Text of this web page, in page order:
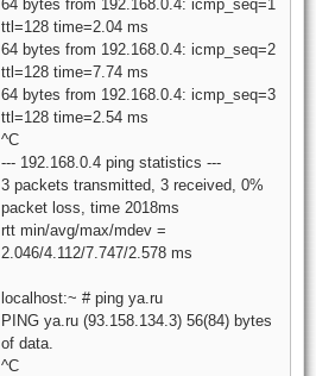
64 bytes from 192.168.0.4: icmp_seq=1
ttl=128 time=2.04 ms
64 bytes from 192.168.0.4: icmp_seq=2
ttl=128 time=7.74 ms
64 bytes from 192.168.0.4: icmp_seq=3
ttl=128 time=2.54 ms
^C
--- 192.168.0.4 ping statistics ---
3 packets transmitted, 3 received, 0%
packet loss, time 2018ms
rtt min/avg/max/mdev =
2.046/4.112/7.747/2.578 ms
localhost:~ # ping ya.ru
PING ya.ru (93.158.134.3) 56(84) bytes
of data.
^C